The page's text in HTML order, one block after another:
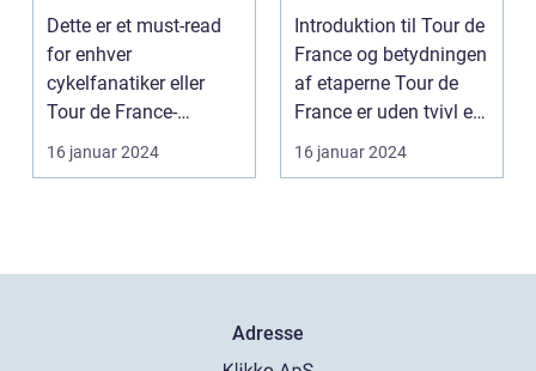
beklædningsgenst
and til
cykelryttere; de
bærer symbolik og
rækker langt ud
over selve løbet
Dette er et must-read
for enhver
cykelfanatiker eller
Tour de France-
entusiast, der ønsker at
forstå...
16 januar 2024
gennemgang af
verdens mest
prestigefyldte
cykelløb
Introduktion til Tour de
France og betydningen
af etaperne Tour de
France er uden tvivl et
af verde...
16 januar 2024
Adresse